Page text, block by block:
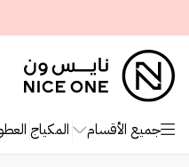
جميع الأقسام المكياج